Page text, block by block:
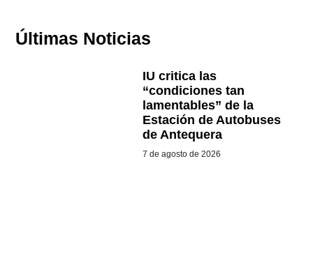
Últimas Noticias
IU critica las
“condiciones tan
lamentables” de la
Estación de Autobuses
de Antequera
7 de agosto de 2026